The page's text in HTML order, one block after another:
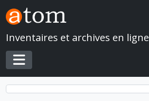
Skip to main content
Inventaires et archives en ligne
Toggle navigation